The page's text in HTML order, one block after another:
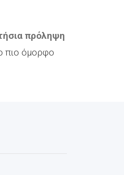
πρόληψη
πιο όμορφο